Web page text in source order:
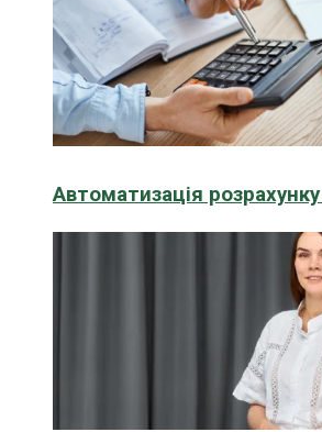
Автоматизація